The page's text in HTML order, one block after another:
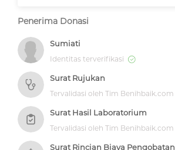
Penerima Donasi
Sumiati
Identitas terverifikasi
Surat Rujukan
Tervalidasi oleh Tim Benihbaik.com
Surat Hasil Laboratorium
Tervalidasi oleh Tim Benihbaik.com
Surat Rincian Biaya Pengobatan